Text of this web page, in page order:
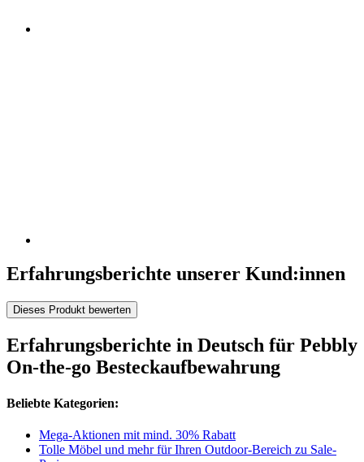
Erfahrungsberichte unserer Kund:innen
Dieses Produkt bewerten
Erfahrungsberichte in Deutsch für Pebbly
On-the-go Besteckaufbewahrung
Beliebte Kategorien:
Mega-Aktionen mit mind. 30% Rabatt
Tolle Möbel und mehr für Ihren Outdoor-Bereich zu Sale-